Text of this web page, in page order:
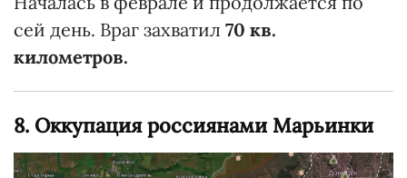
сей день. Враг захватил 70 кв.
километров.
8. Оккупация россиянами Марьинки